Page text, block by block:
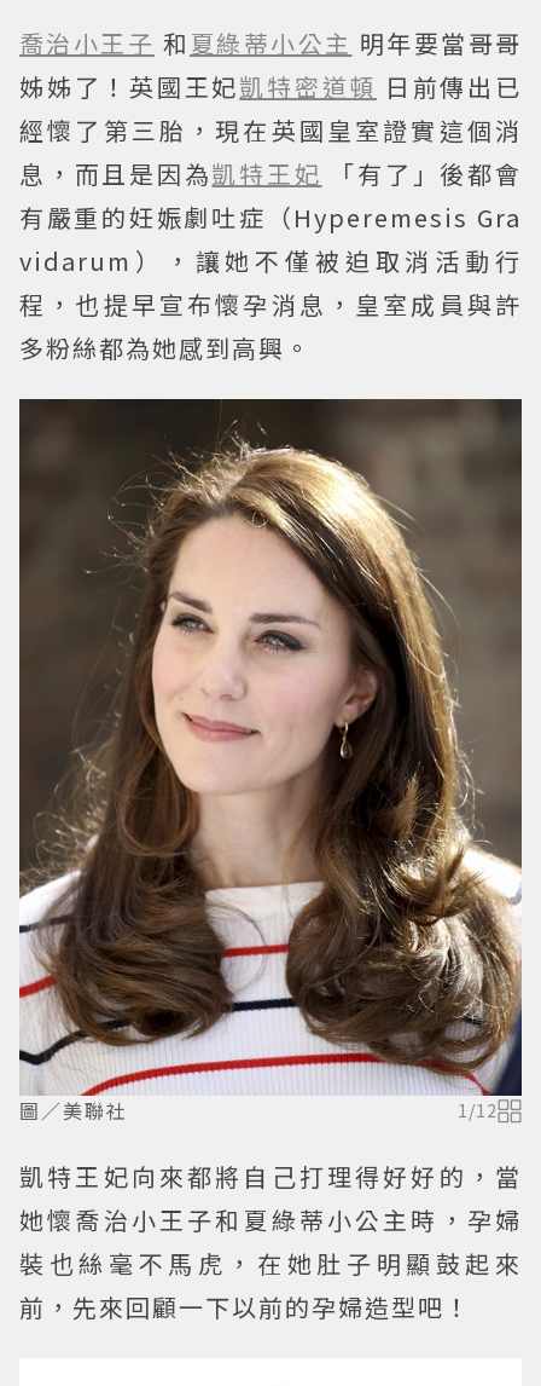
喬治小王子 和 夏綠蒂小公主 明年要當哥哥
姊姊了！英國王妃凱特密道頓 日前傳出已
經懷了第三胎，現在英國皇室證實這個消
息，而且是因為凱特王妃
「有了」後都會
有嚴重的妊娠劇吐症（Hyperemesis Gra
vidarum），讓她不僅被迫取消活動行
程，也提早宣布懷孕消息，皇室成員與許
多粉絲都為她感到高興。
圖／美聯社 1/12
凱特王妃向來都將自己打理得好好的，當
她懷喬治小王子和夏綠蒂小公主時，孕婦
裝也絲毫不馬虎，在她肚子明顯鼓起來
前，先來回顧一下以前的孕婦造型吧！